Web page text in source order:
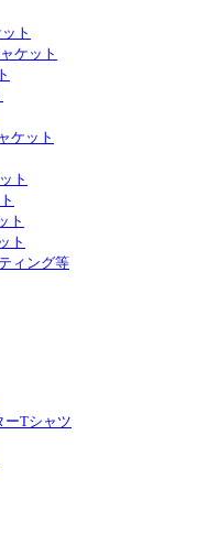
ト
ケット
ケット
ト
ト
ト
ィング等
ーTシャツ